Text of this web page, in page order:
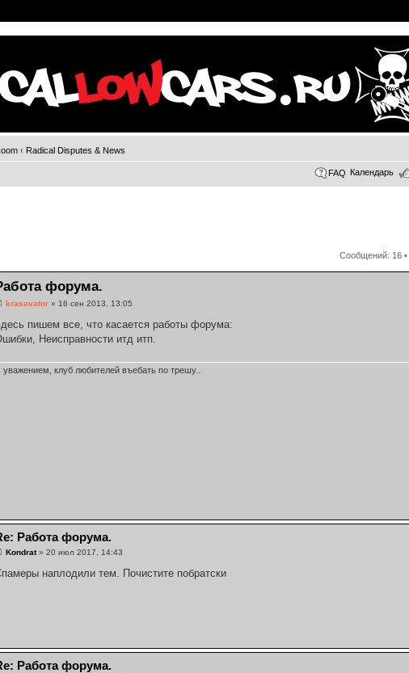
‹ Radical Disputes & News
FAQ Календарь
Сообщений: 16 •
форума.
krasavator» 16 сен 2013, 13:05
пишем все, что касается работы форума:
Неисправности итд итп.
уважением, клуб любителей въебать по трешу...
Работа форума.
Kondrat» 20 июл 2017, 14:43
наплодили тем. Почистите побратски
Работа форума.